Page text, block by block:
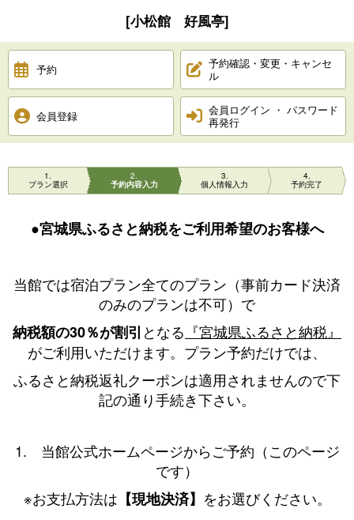
[小松館 好風亭]
予約
予約確認・変更・キャンセ
ル
会員登録
会員ログイン ・ パスワード
再発行
1
プラン選択
2
予約内容入力
3
個人情報入力
4
予約完了
●宮城県ふるさと納税をご利用希望のお客様へ
当館では宿泊プラン全てのプラン（事前カード決済
のみのプランは不可）で
納税額の30％が割引 となる 『宮城県ふるさと納税』
がご利用いただけます。プラン予約だけでは、
ふるさと納税返礼クーポンは適用されませんので下
記の通り手続き下さい。
1. 当館公式ホームページからご予約（このページ
です）
※お支払方法は 【現地決済】 をお選びください。